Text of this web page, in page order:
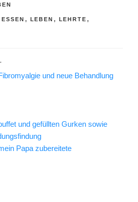
, LEBEN , LEHRTE ,
und neue Behandlung
und gefüllten Gurken sowie
Papa zubereitete